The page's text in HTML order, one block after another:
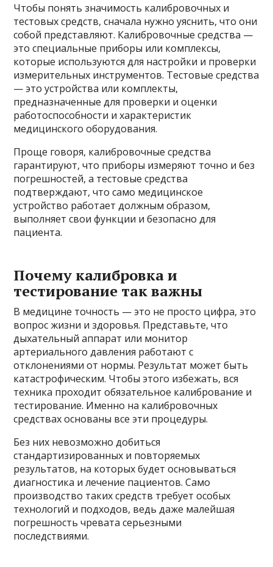
Чтобы понять значимость калибровочных и
тестовых средств, сначала нужно уяснить, что они
собой представляют. Калибровочные средства —
это специальные приборы или комплексы,
которые используются для настройки и проверки
измерительных инструментов. Тестовые средства
— это устройства или комплекты,
предназначенные для проверки и оценки
работоспособности и характеристик
медицинского оборудования.
Проще говоря, калибровочные средства
гарантируют, что приборы измеряют точно и без
погрешностей, а тестовые средства
подтверждают, что само медицинское
устройство работает должным образом,
выполняет свои функции и безопасно для
пациента.
Почему калибровка и
тестирование так важны
В медицине точность — это не просто цифра, это
вопрос жизни и здоровья. Представьте, что
дыхательный аппарат или монитор
артериального давления работают с
отклонениями от нормы. Результат может быть
катастрофическим. Чтобы этого избежать, вся
техника проходит обязательное калибрование и
тестирование. Именно на калибровочных
средствах основаны все эти процедуры.
Без них невозможно добиться
стандартизированных и повторяемых
результатов, на которых будет основываться
диагностика и лечение пациентов. Само
производство таких средств требует особых
технологий и подходов, ведь даже малейшая
погрешность чревата серьезными
последствиями.